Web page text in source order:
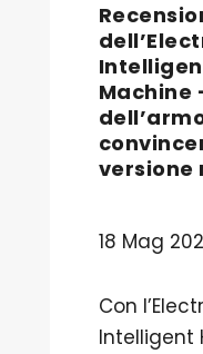
Machine
versione
18 Mag
Con
Intelligent